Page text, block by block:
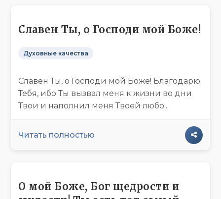
Славен Ты, о Господи мой Боже!
Духовные качества
Славен Ты, о Господи мой Боже! Благодарю
Тебя, ибо Ты вызвал меня к жизни во дни
Твои и наполнил меня Твоей любо...
Читать полностью
О мой Боже, Бог щедрости и